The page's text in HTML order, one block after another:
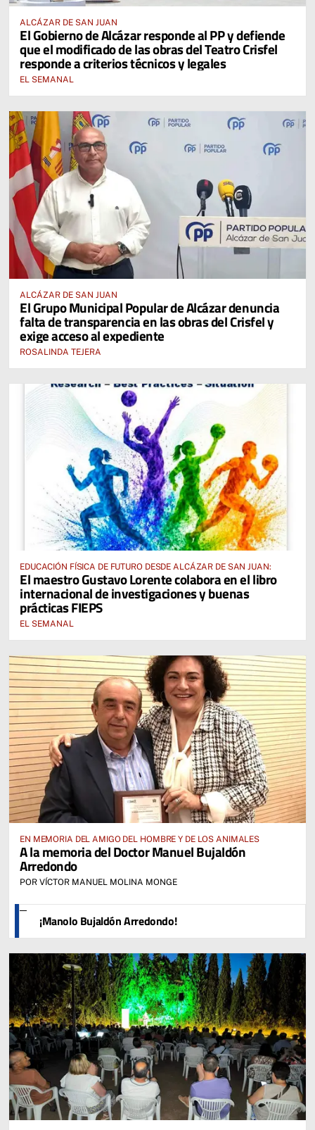
ALCÁZAR DE SAN JUAN
El Gobierno de Alcázar responde al PP y defiende
que el modificado de las obras del Teatro Crisfel
responde a criterios técnicos y legales
EL SEMANAL
ALCÁZAR DE SAN JUAN
El Grupo Municipal Popular de Alcázar denuncia
falta de transparencia en las obras del Crisfel y
exige acceso al expediente
ROSALINDA TEJERA
EDUCACIÓN FÍSICA DE FUTURO DESDE ALCÁZAR DE SAN JUAN:
El maestro Gustavo Lorente colabora en el libro
internacional de investigaciones y buenas
prácticas FIEPS
EL SEMANAL
EN MEMORIA DEL AMIGO DEL HOMBRE Y DE LOS ANIMALES
A la memoria del Doctor Manuel Bujaldón
Arredondo
POR VÍCTOR MANUEL MOLINA MONGE
¡Manolo Bujaldón Arredondo!